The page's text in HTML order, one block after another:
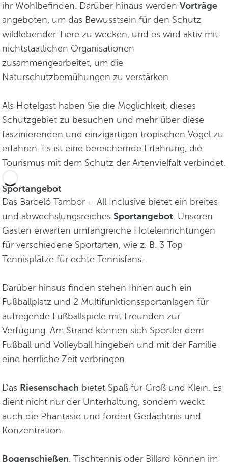
ihr Wohlbefinden. Darüber hinaus werden Vorträge
angeboten, um das Bewusstsein für den Schutz
wildlebender Tiere zu wecken, und es wird aktiv mit
nichtstaatlichen Organisationen
zusammengearbeitet, um die
Naturschutzbemühungen zu verstärken.
Als Hotelgast haben Sie die Möglichkeit, dieses
Schutzgebiet zu besuchen und mehr über diese
faszinierenden und einzigartigen tropischen Vögel zu
erfahren. Es ist eine bereichernde Erfahrung, die
Tourismus mit dem Schutz der Artenvielfalt verbindet.
Sportangebot
Das Barceló Tambor – All Inclusive bietet ein breites
und abwechslungsreiches Sportangebot. Unseren
Gästen erwarten umfangreiche Hoteleinrichtungen
für verschiedene Sportarten, wie z. B. 3 Top-
Tennisplätze für echte Tennisfans.
Darüber hinaus finden stehen Ihnen auch ein
Fußballplatz und 2 Multifunktionssportanlagen für
aufregende Fußballspiele mit Freunden zur
Verfügung. Am Strand können sich Sportler dem
Fußball und Volleyball hingeben und mit der Familie
eine herrliche Zeit verbringen.
Das Riesenschach bietet Spaß für Groß und Klein. Es
dient nicht nur der Unterhaltung, sondern weckt
auch die Phantasie und fördert Gedächtnis und
Konzentration.
Bogenschießen, Tischtennis oder Billard können im